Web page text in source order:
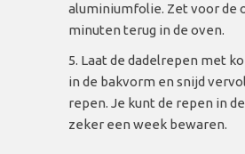
aluminiumfolie. Zet voor de
minuten terug in de oven.
Laat de dadelrepen met
in de bakvorm en snijd
repen. Je kunt de repen in
zeker een week bewaren.